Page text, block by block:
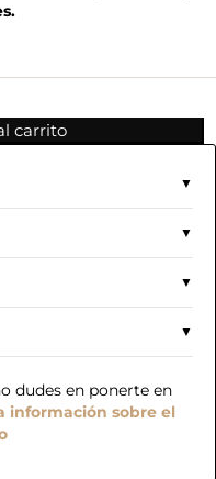
carrito
dudes en ponerte en
información sobre el